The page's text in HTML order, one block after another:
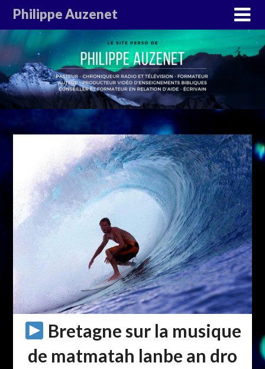
Philippe Auzenet
Bretagne sur la musique
de matmatah lanbe an dro